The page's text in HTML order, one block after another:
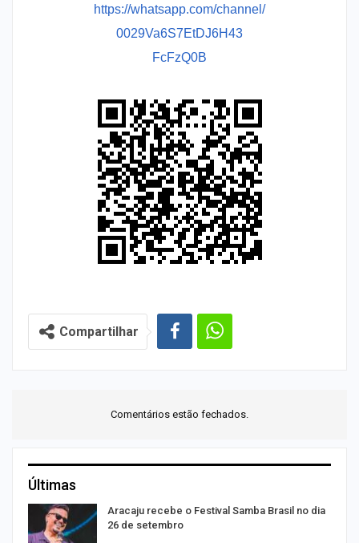
https://whatsapp.com/channel/
0029Va6S7EtDJ6H43
FcFzQ0B
Compartilhar
Comentários estão fechados.
Últimas
Aracaju recebe o Festival Samba Brasil no dia
26 de setembro